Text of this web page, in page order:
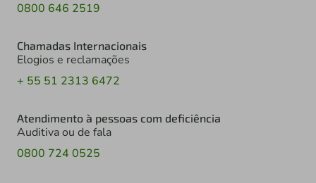
0800 646 2519
Chamadas Internacionais
Elogios e reclamações
+ 55 51 2313 6472
Atendimento à pessoas com deficiência
Auditiva ou de fala
0800 724 0525